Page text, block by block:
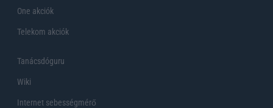
One akciók
Telekom akciók
Tanácsdóguru
Wiki
Internet sebességmérő